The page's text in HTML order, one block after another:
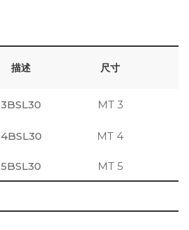
描述 尺寸
3BSL30 MT 3
4BSL30 MT 4
5BSL30 MT 5